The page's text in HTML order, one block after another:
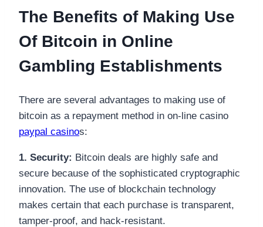
The Benefits of Making Use
Of Bitcoin in Online
Gambling Establishments
There are several advantages to making use of
bitcoin as a repayment method in on-line casino
paypal casinos:
1. Security: Bitcoin deals are highly safe and
secure because of the sophisticated cryptographic
innovation. The use of blockchain technology
makes certain that each purchase is transparent,
tamper-proof, and hack-resistant.